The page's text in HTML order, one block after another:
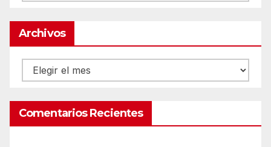
Archivos
Archivos
Comentarios Recientes